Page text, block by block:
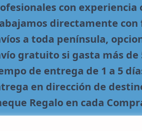
con
directamente
a toda península,
gratuito si gasta más de
de entrega de 1 a 5
en dirección de
Regalo en cada